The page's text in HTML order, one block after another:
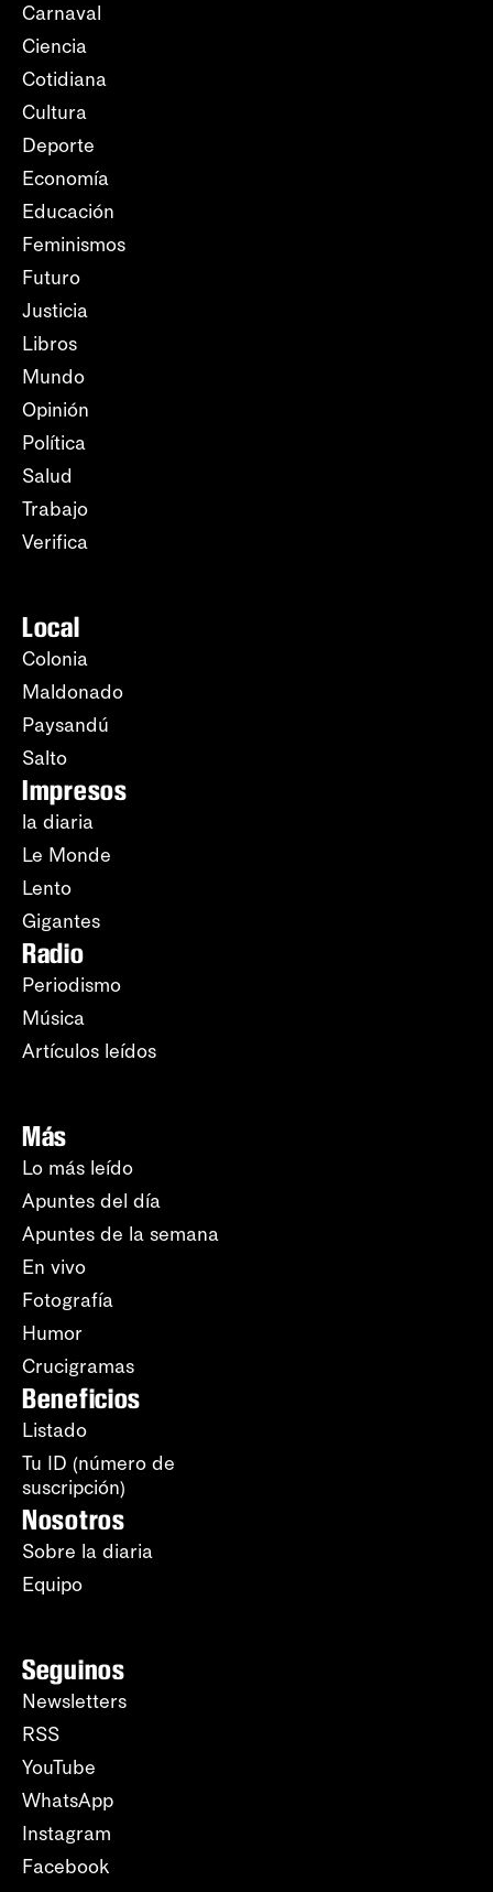
Carnaval
Ciencia
Cotidiana
Cultura
Deporte
Economía
Educación
Feminismos
Futuro
Justicia
Libros
Mundo
Opinión
Política
Salud
Trabajo
Verifica
Local
Colonia
Maldonado
Paysandú
Salto
Impresos
la diaria
Le Monde
Lento
Gigantes
Radio
Periodismo
Música
Artículos leídos
Más
Lo más leído
Apuntes del día
Apuntes de la semana
En vivo
Fotografía
Humor
Crucigramas
Beneficios
Listado
Tu ID (número de
suscripción)
Nosotros
Sobre la diaria
Equipo
Seguinos
Newsletters
RSS
YouTube
WhatsApp
Instagram
Facebook